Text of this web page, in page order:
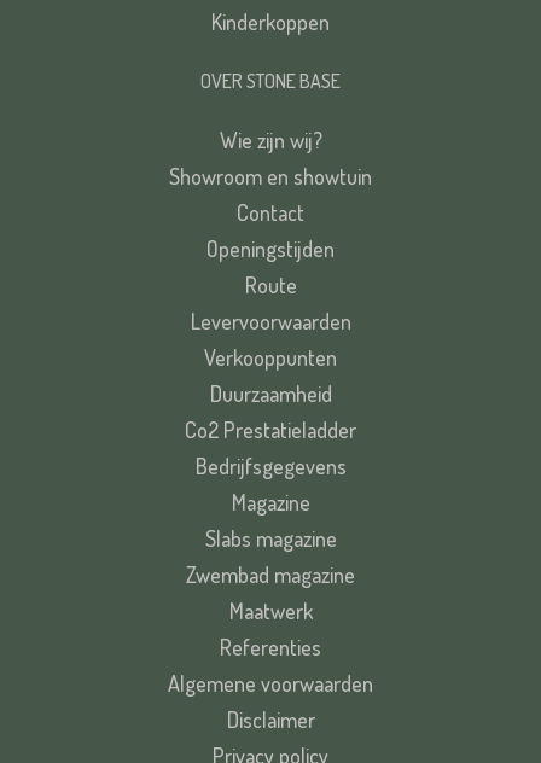
Kinderkoppen
OVER STONE BASE
Wie zijn wij?
Showroom en showtuin
Contact
Openingstijden
Route
Levervoorwaarden
Verkooppunten
Duurzaamheid
Co2 Prestatieladder
Bedrijfsgegevens
Magazine
Slabs magazine
Zwembad magazine
Maatwerk
Referenties
Algemene voorwaarden
Disclaimer
Privacy policy